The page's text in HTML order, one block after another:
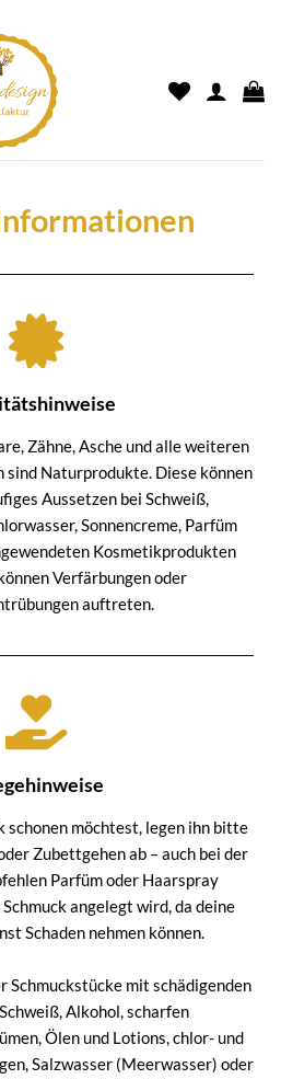
Zähne, Asche und alle weiteren
Naturprodukte. Diese können
Aussetzen bei Schweiß,
Sonnencreme, Parfüm
Kosmetikprodukten
Verfärbungen oder
auftreten.
schonen möchtest, legen ihn bitte
Zubettgehen ab – auch bei der
Parfüm oder Haarspray
angelegt wird, da deine
Schaden nehmen können.
Schmuckstücke mit schädigenden
Alkohol, scharfen
Ölen und Lotions, chlor- und
Salzwasser (Meerwasser) oder